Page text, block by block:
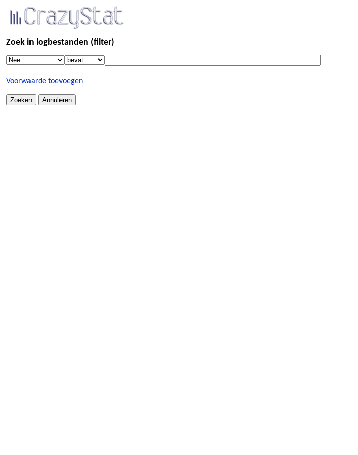
Zoek in logbestanden (filter)
Voorwaarde toevoegen